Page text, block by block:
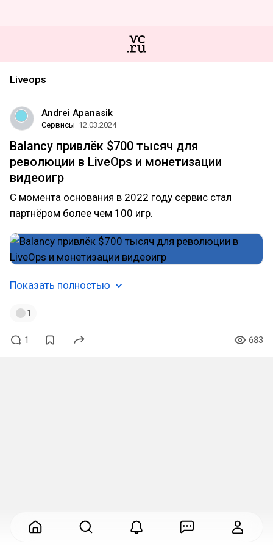
Liveops
Andrei Apanasik
Сервисы 12.03.2024
Balancy привлёк $700 тысяч для
революции в LiveOps и монетизации
видеоигр
С момента основания в 2022 году сервис стал
партнёром более чем 100 игр.
Показать полностью
1
1 683